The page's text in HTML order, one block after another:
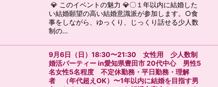
💎 このイベントの魅力 💎〇１年以内に結婚した
い結婚願望の高い結婚意識派が参加します。○食
事をしながら、ゆっくり、じっくり話せる少人数
制の…
9月6日（日）18:30〜21:30 女性用 少人数制
婚活パーティー in愛知県豊田市 20代中心 男性5
名女性5名程度 不定休勤務・平日勤務・理解
者 （年代超えOK）〜1年以内に結婚を目指す男